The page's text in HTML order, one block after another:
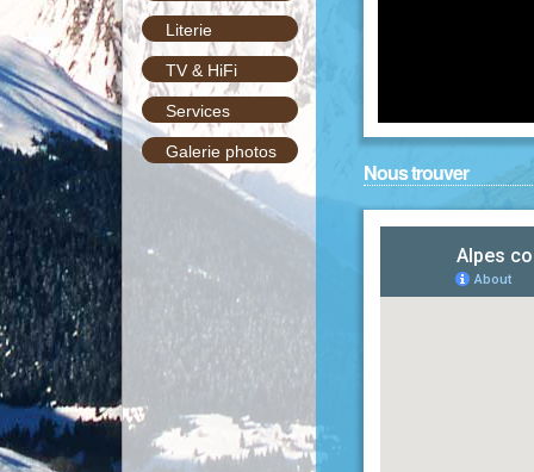
Nous trouver
Literie
TV & HiFi
Services
Galerie photos